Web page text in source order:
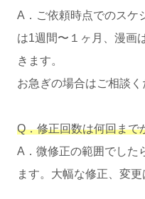
A．ご依頼時点でのスケ
は1週間〜１ヶ月、漫画
きます。
お急ぎの場合はご相談く
Q．修正回数は何回まで
A．微修正の範囲でした
ます。大幅な修正、変